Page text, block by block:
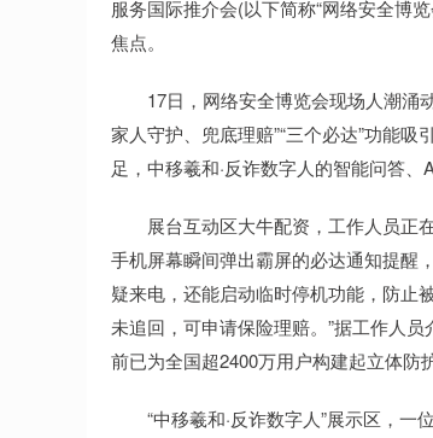
服务国际推介会(以下简称“网络安全博
焦点。
17日，网络安全博览会现场人潮涌动
家人守护、兜底理赔”“三个必达”功能
足，中移羲和·反诈数字人的智能问答、
展台互动区大牛配资，工作人员正在
手机屏幕瞬间弹出霸屏的必达通知提醒
疑来电，还能启动临时停机功能，防止
未追回，可申请保险理赔。”据工作人员
前已为全国超2400万用户构建起立体防护
“中移羲和·反诈数字人”展示区，一